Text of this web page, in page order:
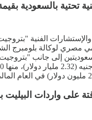
بقيمة 160 مليون
لوكالة بلومبرج
واردات البيليت بنسبة